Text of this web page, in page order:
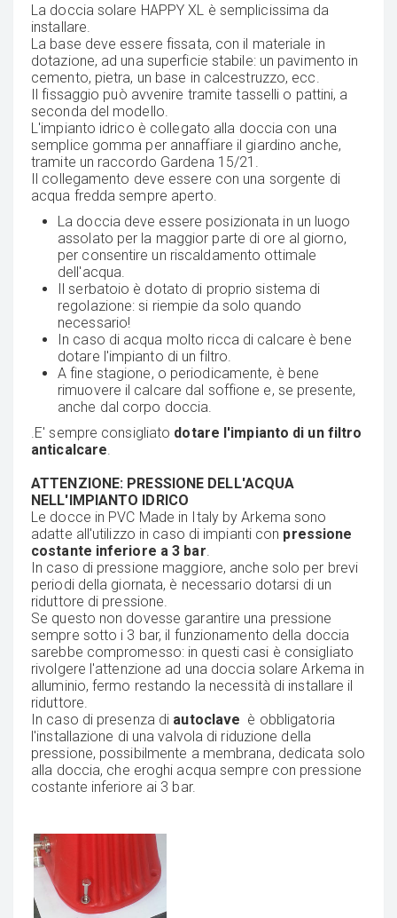
La doccia solare HAPPY XL è semplicissima da
installare.
La base deve essere fissata, con il materiale in
dotazione, ad una superficie stabile: un pavimento in
cemento, pietra, un base in calcestruzzo, ecc.
Il fissaggio può avvenire tramite tasselli o pattini, a
seconda del modello.
L'impianto idrico è collegato alla doccia con una
semplice gomma per annaffiare il giardino anche,
tramite un raccordo Gardena 15/21.
Il collegamento deve essere con una sorgente di
acqua fredda sempre aperto.
La doccia deve essere posizionata in un luogo
assolato per la maggior parte di ore al giorno,
per consentire un riscaldamento ottimale
dell'acqua.
Il serbatoio è dotato di proprio sistema di
regolazione: si riempie da solo quando
necessario!
In caso di acqua molto ricca di calcare è bene
dotare l'impianto di un filtro.
A fine stagione, o periodicamente, è bene
rimuovere il calcare dal soffione e, se presente,
anche dal corpo doccia.
.E' sempre consigliato dotare l'impianto di un filtro
anticalcare.
ATTENZIONE: PRESSIONE DELL'ACQUA
NELL'IMPIANTO IDRICO
Le docce in PVC Made in Italy by Arkema sono
adatte all'utilizzo in caso di impianti con pressione
costante inferiore a 3 bar.
In caso di pressione maggiore, anche solo per brevi
periodi della giornata, è necessario dotarsi di un
riduttore di pressione.
Se questo non dovesse garantire una pressione
sempre sotto i 3 bar, il funzionamento della doccia
sarebbe compromesso: in questi casi è consigliato
rivolgere l'attenzione ad una doccia solare Arkema in
alluminio, fermo restando la necessità di installare il
riduttore.
In caso di presenza di autoclave è obbligatoria
l'installazione di una valvola di riduzione della
pressione, possibilmente a membrana, dedicata solo
alla doccia, che eroghi acqua sempre con pressione
costante inferiore ai 3 bar.